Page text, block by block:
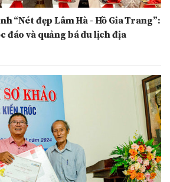
“Nét đẹp Lâm Hà - Hồ Gia Trang”:
đáo và quảng bá du lịch địa